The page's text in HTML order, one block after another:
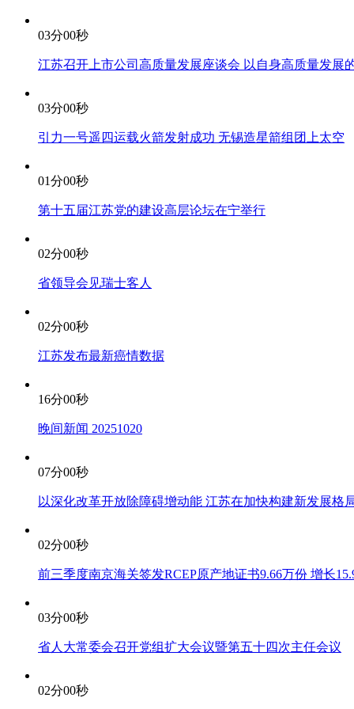
03分00秒
江苏召开上市公司高质量发展座谈会 以自身高质量发展
03分00秒
引力一号遥四运载火箭发射成功 无锡造星箭组团上太空
01分00秒
第十五届江苏党的建设高层论坛在宁举行
02分00秒
省领导会见瑞士客人
02分00秒
江苏发布最新癌情数据
16分00秒
晚间新闻 20251020
07分00秒
以深化改革开放除障碍增动能 江苏在加快构建新发展格
02分00秒
前三季度南京海关签发RCEP原产地证书9.66万份 增长
03分00秒
省人大常委会召开党组扩大会议暨第五十四次主任会议
02分00秒